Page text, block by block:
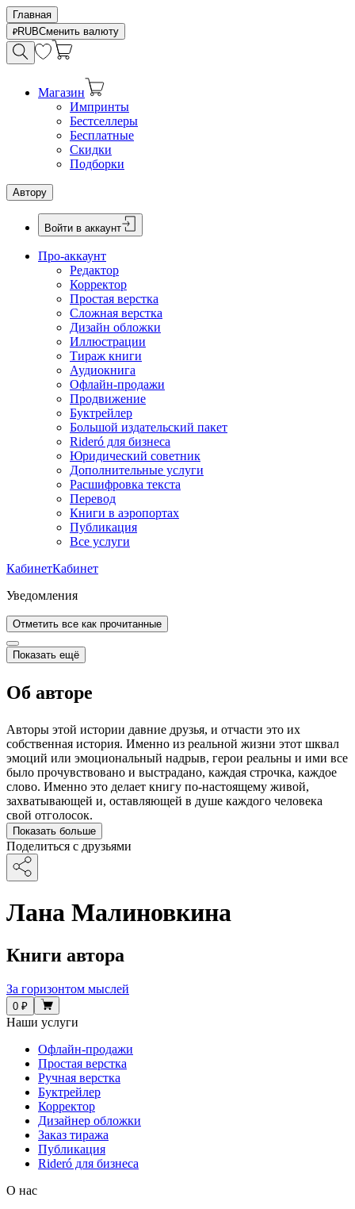
Главная
RUBСменить валюту
Магазин
Импринты
Бестселлеры
Бесплатные
Скидки
Подборки
Автору
Войти в аккаунт
Про-аккаунт
Редактор
Корректор
Простая верстка
Сложная верстка
Дизайн обложки
Иллюстрации
Тираж книги
Аудиокнига
Офлайн-продажи
Продвижение
Буктрейлер
Большой издательский пакет
Rideró для бизнеса
Юридический советник
Дополнительные услуги
Расшифровка текста
Перевод
Книги в аэропортах
Публикация
Все услуги
КабинетКабинет
Уведомления
Отметить все как прочитанные
Показать ещё
Об авторе
Авторы этой истории давние друзья, и отчасти это их
собственная история. Именно из реальной жизни этот шквал
эмоций или эмоциональный надрыв, герои реальны и ими все
было прочувствовано и выстрадано, каждая строчка, каждое
слово. Именно это делает книгу по-настоящему живой,
захватывающей и, оставляющей в душе каждого человека
свой отголосок.
Показать больше
Поделиться с друзьями
Лана Малиновкина
Книги автора
За горизонтом мыслей
0 ₽
Наши услуги
Офлайн-продажи
Простая верстка
Ручная верстка
Буктрейлер
Корректор
Дизайнер обложки
Заказ тиража
Публикация
Rideró для бизнеса
О нас